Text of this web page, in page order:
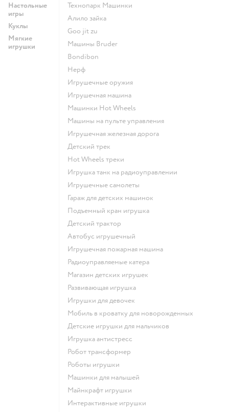
Настольные
игры
Куклы
Мягкие
игрушки
Технопарк Машинки
Алило зайка
Goo jit zu
Машины Bruder
Bondibon
Нерф
Игрушечные оружия
Игрушечная машина
Машинки Hot Wheels
Машины на пульте управления
Игрушечная железная дорога
Детский трек
Hot Wheels треки
Игрушка танк на радиоуправлении
Игрушечные самолеты
Гараж для детских машинок
Подъемный кран игрушка
Детский трактор
Автобус игрушечный
Игрушечная пожарная машина
Радиоуправляемые катера
Магазин детских игрушек
Развивающая игрушка
Игрушки для девочек
Мобиль в кроватку для новорожденных
Детские игрушки для мальчиков
Игрушка антистресс
Робот трансформер
Роботы игрушки
Машинки для малышей
Майнкрафт игрушки
Интерактивные игрушки